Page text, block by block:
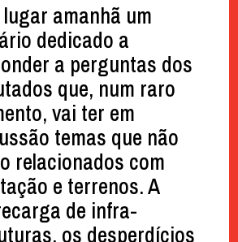
lugar amanhã um
dedicado a
a perguntas dos
que, num raro
vai ter em
temas que não
relacionados com
e terrenos. A
de infra-
os desperdícios